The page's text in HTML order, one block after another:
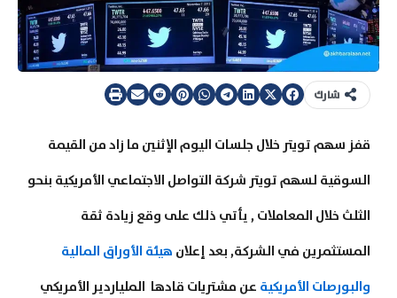
شارك
قفز سهم تويتر خلال جلسات اليوم الإثنين ما زاد من القيمة
السوقية لسهم تويتر شركة التواصل الاجتماعي الأمريكية بنحو
الثلث خلال المعاملات , يأتي ذلك على وقع زيادة ثقة
المستثمرين في الشركة, بعد إعلان هيئة الأوراق المالية
والبورصات الأمريكية عن مشتريات قادها الملياردير الأمريكي